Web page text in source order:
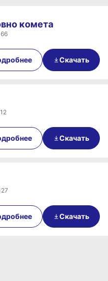
комета
Скачать
Скачать
Скачать